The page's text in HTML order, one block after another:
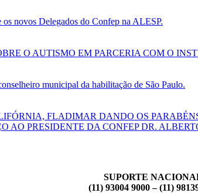
novos Delegados do Confep na ALESP.
O AUTISMO EM PARCERIA COM O
municipal da habilitação de São Paulo.
FLADIMAR DANDO OS
AO PRESIDENTE DA CONFEP DR.
SUPORTE
(11) 93004 9000 – (11)